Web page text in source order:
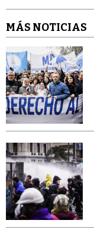
MÁS NOTICIAS